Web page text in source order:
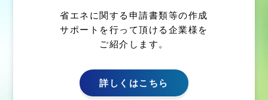
省エネに関する申請書類等の作成
サポートを行って頂ける企業様を
ご紹介します。
詳しくはこちら